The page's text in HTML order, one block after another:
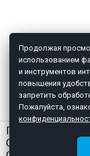
ГЛАВНАЯ
О НАС
Продолжая
использованием
и инструментов
повышения
запретить
Пожалуйста,